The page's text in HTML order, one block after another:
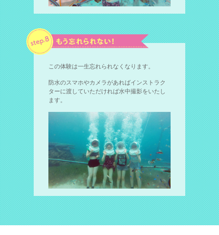
この体験は一生忘れられなくなります。
防水のスマホやカメラがあればインストラク
ターに渡していただければ水中撮影をいたし
ます。